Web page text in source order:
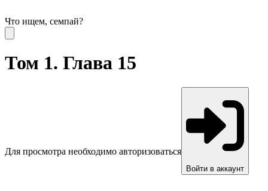
Что ищем, семпай?
Том 1. Глава 15
Для просмотра необходимо авторизоваться
Войти в аккаунт